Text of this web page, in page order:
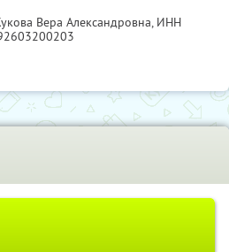
Вера Александровна, ИНН